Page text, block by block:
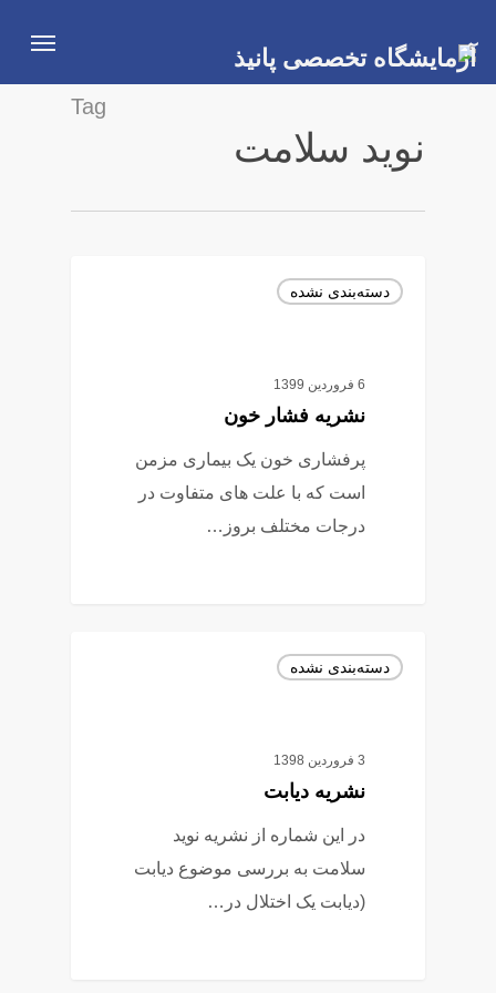
main
Menu
Tag
نوید سلامت
دسته‌بندی نشده
6 فروردین 1399
نشریه فشار خون
پرفشاری خون یک بیماری مزمن
است که با علت های متفاوت در
درجات مختلف بروز…
دسته‌بندی نشده
3 فروردین 1398
نشریه دیابت
در این شماره از نشریه نوید
سلامت به بررسی موضوع دیابت
(دیابت یک اختلال در…